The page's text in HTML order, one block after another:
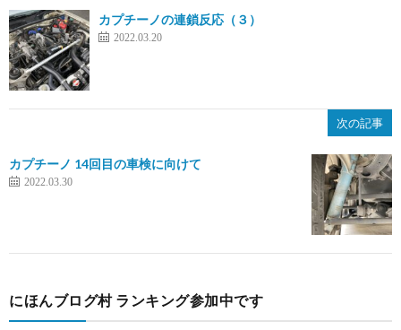
カプチーノの連鎖反応（３）
2022.03.20
次の記事
カプチーノ 14回目の車検に向けて
2022.03.30
にほんブログ村 ランキング参加中です